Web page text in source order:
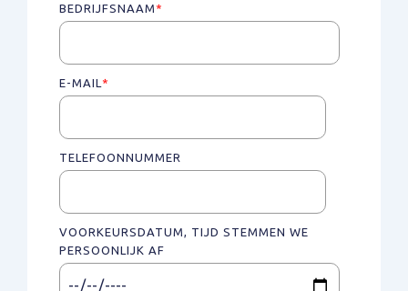
BEDRIJFSNAAM *
E-MAIL*
TELEFOONNUMMER
VOORKEURSDATUM, TIJD STEMMEN WE
PERSOONLIJK AF